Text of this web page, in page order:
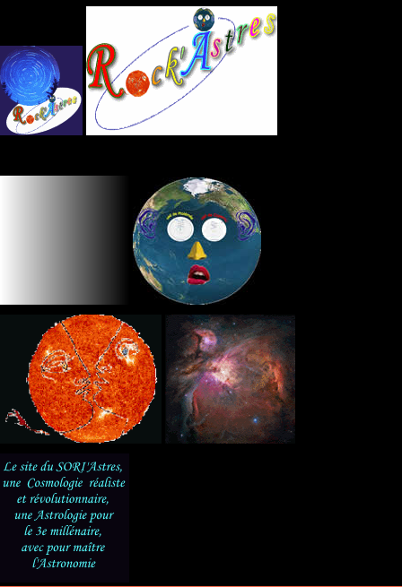
Panneau de gestion des cookies